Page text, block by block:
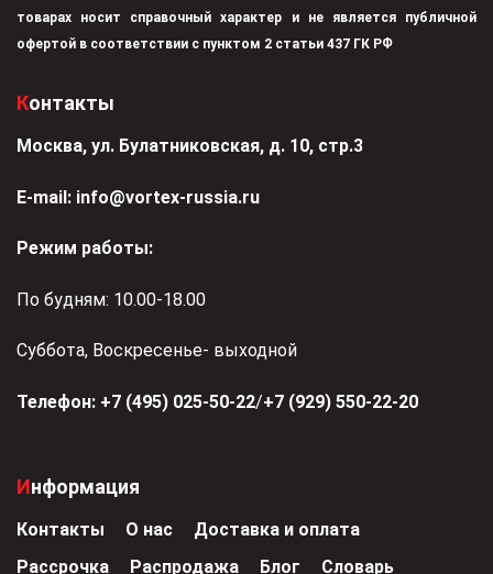
товарах носит справочный характер и не является публичной
офертой в соответствии с пунктом 2 статьи 437 ГК РФ
Контакты
Москва, ул. Булатниковская, д. 10, стр.3
Е-mail: info@vortex-russia.ru
Режим работы:
По будням: 10.00-18.00
Суббота, Воскресенье- выходной
Телефон: +7 (495) 025-50-22/+7 (929) 550-22-20
Информация
Контакты О нас
Доставка и оплата
Рассрочка
Распродажа Блог Словарь